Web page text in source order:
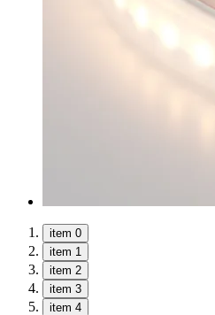
item 0
item 1
item 2
item 3
item 4